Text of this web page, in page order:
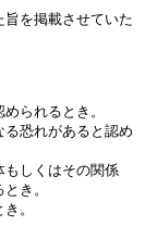
旨を掲載させていた
られるとき。
る恐れがあると認め
もしくはその関係
き。
。